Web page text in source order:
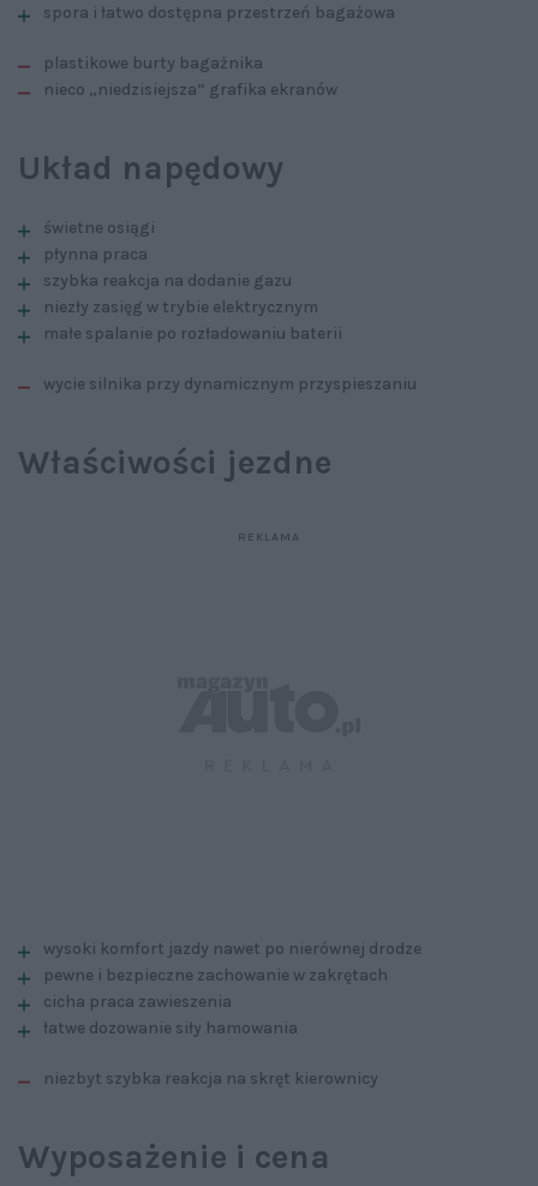
spora i łatwo dostępna przestrzeń bagażowa
plastikowe burty bagażnika
nieco „niedzisiejsza” grafika ekranów
Układ napędowy
świetne osiągi
płynna praca
szybka reakcja na dodanie gazu
niezły zasięg w trybie elektrycznym
małe spalanie po rozładowaniu baterii
wycie silnika przy dynamicznym przyspieszaniu
Właściwości jezdne
wysoki komfort jazdy nawet po nierównej drodze
pewne i bezpieczne zachowanie w zakrętach
cicha praca zawieszenia
łatwe dozowanie siły hamowania
niezbyt szybka reakcja na skręt kierownicy
Wyposażenie i cena